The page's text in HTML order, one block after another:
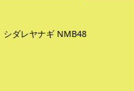
旧ヤム邸シモキタ荘